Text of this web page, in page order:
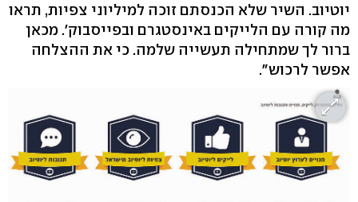
יוטיוב. השיר שלא הכנסתם זוכה למיליוני צפיות, תראו
מה קורה עם הלייקים באינסטגרם ובפייסבוק'. מכאן
ברור לך שמתחילה תעשייה שלמה. כי את ההצלחה
אפשר לרכוש".